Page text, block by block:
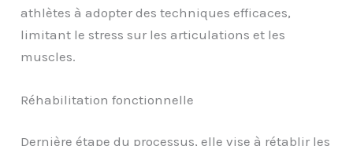
athlètes à adopter des techniques efficaces,
limitant le stress sur les articulations et les
muscles.
Réhabilitation fonctionnelle
Dernière étape du processus, elle vise à rétablir les